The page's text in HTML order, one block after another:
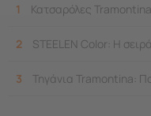
1 Κατσαρόλες Tramontina: Βρες
2 STEELEN Color: Η σειρά
3 Τηγάνια Tramontina: Ποιο